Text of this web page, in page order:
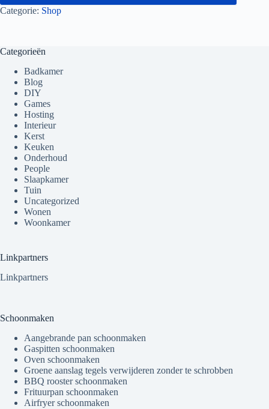
Categorie: Shop
Categorieën
Badkamer
Blog
DIY
Games
Hosting
Interieur
Kerst
Keuken
Onderhoud
People
Slaapkamer
Tuin
Uncategorized
Wonen
Woonkamer
Linkpartners
Linkpartners
Schoonmaken
Aangebrande pan schoonmaken
Gaspitten schoonmaken
Oven schoonmaken
Groene aanslag tegels verwijderen zonder te schrobben
BBQ rooster schoonmaken
Frituurpan schoonmaken
Airfryer schoonmaken